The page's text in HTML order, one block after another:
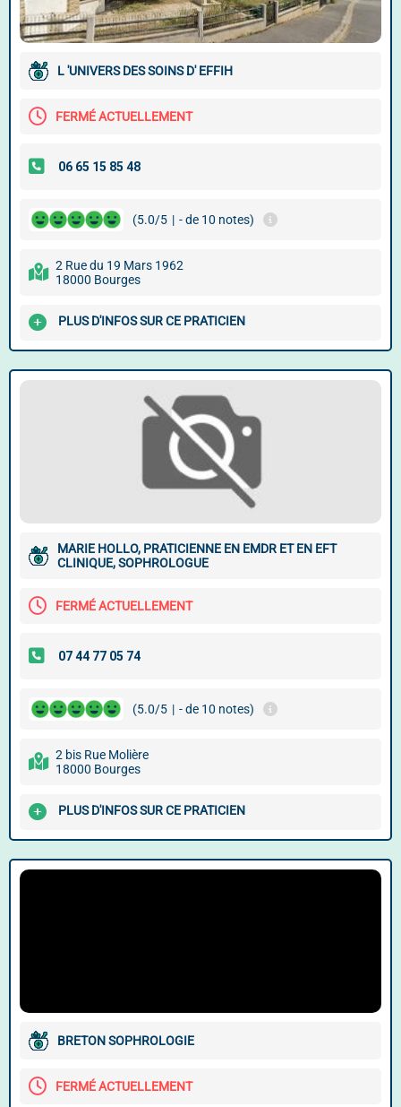
L 'UNIVERS DES SOINS D' EFFIH
FERMÉ ACTUELLEMENT
(5.0/5 | - de 10 notes)
2 Rue du 19 Mars 1962
18000 Bourges
PLUS D'INFOS SUR CE PRATICIEN
MARIE HOLLO, PRATICIENNE EN EMDR ET EN EFT
CLINIQUE, SOPHROLOGUE
FERMÉ ACTUELLEMENT
(5.0/5 | - de 10 notes)
2 bis Rue Molière
18000 Bourges
PLUS D'INFOS SUR CE PRATICIEN
BRETON SOPHROLOGIE
FERMÉ ACTUELLEMENT